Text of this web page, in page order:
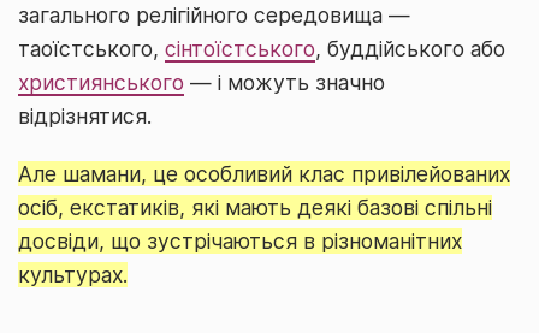
загального релігійного середовища —
таоїстського, сінтоїстського, буддійського або
християнського — і можуть значно
відрізнятися.
Але шамани, це особливий клас привілейованих
осіб, екстатиків, які мають деякі базові спільні
досвіди, що зустрічаються в різноманітних
культурах.